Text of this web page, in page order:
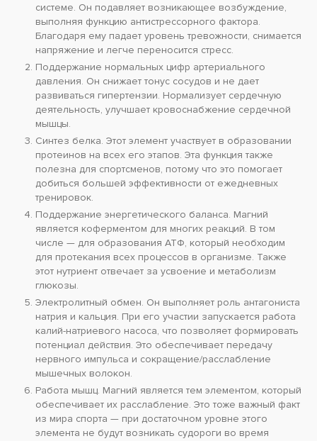
системе. Он подавляет возникающее возбуждение,
выполняя функцию антистрессорного фактора.
Благодаря ему падает уровень тревожности, снимается
напряжение и легче переносится стресс.
Поддержание нормальных цифр артериального
давления. Он снижает тонус сосудов и не дает
развиваться гипертензии. Нормализует сердечную
деятельность, улучшает кровоснабжение сердечной
мышцы.
Синтез белка. Этот элемент участвует в образовании
протеинов на всех его этапов. Эта функция также
полезна для спортсменов, потому что это помогает
добиться большей эффективности от ежедневных
тренировок.
Поддержание энергетического баланса. Магний
является коферментом для многих реакций. В том
числе — для образования АТФ, который необходим
для протекания всех процессов в организме. Также
этот нутриент отвечает за усвоение и метаболизм
глюкозы.
Электролитный обмен. Он выполняет роль антагониста
натрия и кальция. При его участии запускается работа
калий-натриевого насоса, что позволяет формировать
потенциал действия. Это обеспечивает передачу
нервного импульса и сокращение/расслабление
мышечных волокон.
Работа мышц. Магний является тем элементом, который
обеспечивает их расслабление. Это тоже важный факт
из мира спорта — при достаточном уровне этого
элемента не будут возникать судороги во время